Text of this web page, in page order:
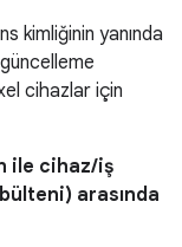
kimliğinin yanında
cihazlar için
ile cihaz/iş
arasında